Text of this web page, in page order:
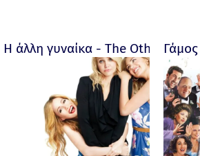
Η άλλη γυναίκα - The Other